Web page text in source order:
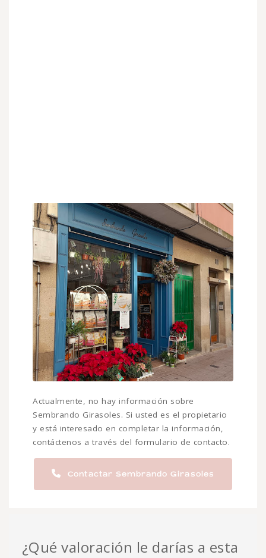
Actualmente, no hay información sobre
Sembrando Girasoles. Si usted es el propietario
y está interesado en completar la información,
contáctenos a través del formulario de contacto.
Contactar Sembrando Girasoles
¿Qué valoración le darías a esta